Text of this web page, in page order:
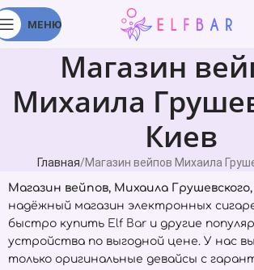
МЕНЮ
Магазин
Михаила
Киев
Главная Магазин вейпов Михаила
Магазин вейпов, Михаила
надёжный магазин электронных
быстро купить Elf Bar и другие
устройства по выгодной цене. У нас
только оригинальные девайсы с